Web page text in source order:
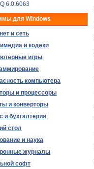
6.0.6063
для Windows
и сеть
и кодеки
игры
компьютера
и процессоры
и конверторы
и бухгалтерия
стол
и наука
журналы
софт